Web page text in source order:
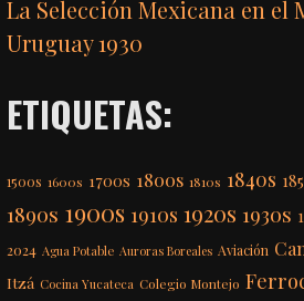
La Selección Mexicana en el
Uruguay 1930
ETIQUETAS:
1500s 1600s 1700s 1800s 1810s 1840s
1890s 1900s 1910s 1920s 1930s
2024 Agua Potable Auroras Boreales Aviación
Itzá Cocina Yucateca Colegio Montejo